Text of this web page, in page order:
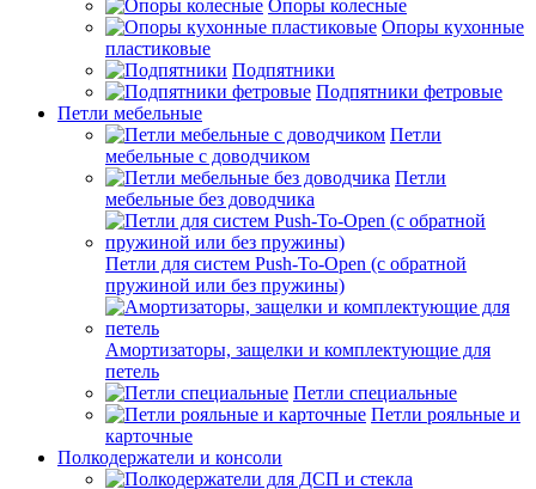
Опоры колесные
Опоры кухонные
пластиковые
Подпятники
Подпятники фетровые
Петли мебельные
Петли
мебельные с доводчиком
Петли
мебельные без доводчика
Петли для систем Push-To-Open (с обратной
пружиной или без пружины)
Амортизаторы, защелки и комплектующие для
петель
Петли специальные
Петли рояльные и
карточные
Полкодержатели и консоли